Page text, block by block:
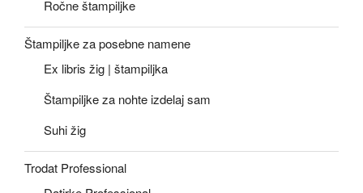
Ročne štampiljke
Štampiljke za posebne namene
Ex libris žig | štampiljka
Štampiljke za nohte izdelaj sam
Suhi žig
Trodat Professional